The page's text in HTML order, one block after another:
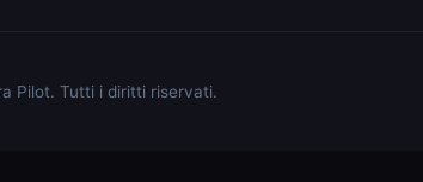
Pilot. Tutti i diritti riservati.